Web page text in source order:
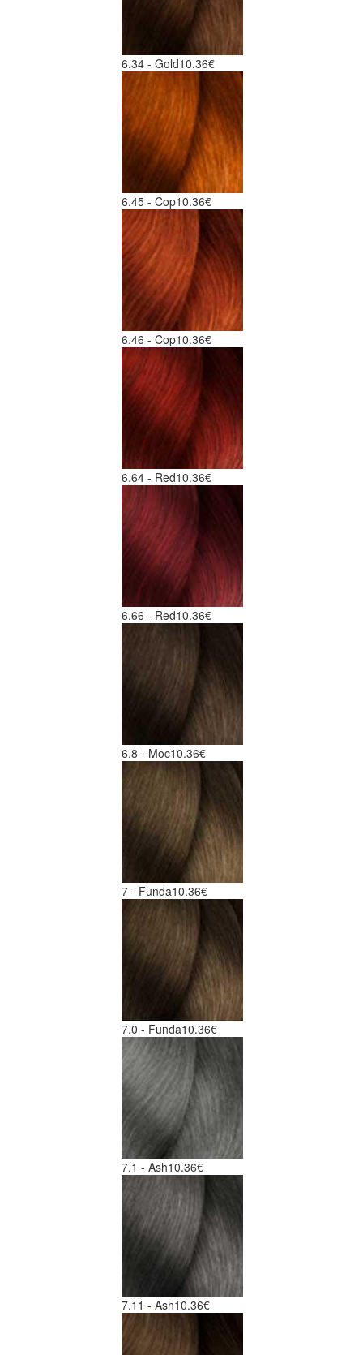
6.34 - Gold10.36€
6.45 - Cop10.36€
6.46 - Cop10.36€
6.64 - Red10.36€
6.66 - Red10.36€
6.8 - Moc10.36€
7 - Funda10.36€
7.0 - Funda10.36€
7.1 - Ash10.36€
7.11 - Ash10.36€